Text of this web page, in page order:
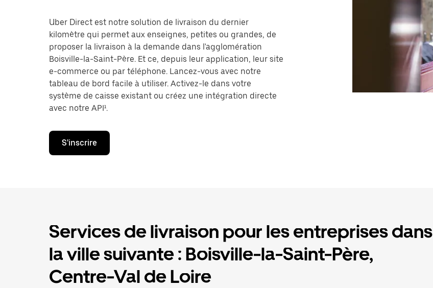
Uber Direct est notre solution de livraison du dernier
kilomètre qui permet aux enseignes, petites ou grandes, de
proposer la livraison à la demande dans l'agglomération
Boisville-la-Saint-Père. Et ce, depuis leur application, leur site
e-commerce ou par téléphone. Lancez-vous avec notre
tableau de bord facile à utiliser. Activez-le dans votre
système de caisse existant ou créez une intégration directe
avec notre API¹.
S'inscrire
Services de livraison pour les entreprises dans
la ville suivante : Boisville-la-Saint-Père,
Centre-Val de Loire